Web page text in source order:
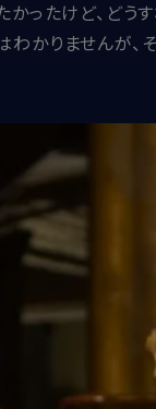
ったけど、どう
かりませんが